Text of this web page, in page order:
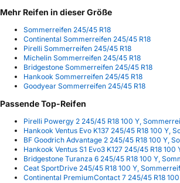
Mehr Reifen in dieser Größe
Sommerreifen 245/45 R18
Continental Sommerreifen 245/45 R18
Pirelli Sommerreifen 245/45 R18
Michelin Sommerreifen 245/45 R18
Bridgestone Sommerreifen 245/45 R18
Hankook Sommerreifen 245/45 R18
Goodyear Sommerreifen 245/45 R18
Passende Top-Reifen
Pirelli Powergy 2 245/45 R18 100 Y,
Hankook Ventus Evo K137 245/45 R18 100 Y,
BF Goodrich Advantage 2 245/45 R18 100 Y,
Hankook Ventus S1 Evo3 K127 245/45 R18
Bridgestone Turanza 6 245/45 R18 100 Y,
Ceat SportDrive 245/45 R18 100 Y,
Continental PremiumContact 7 245/45 R18